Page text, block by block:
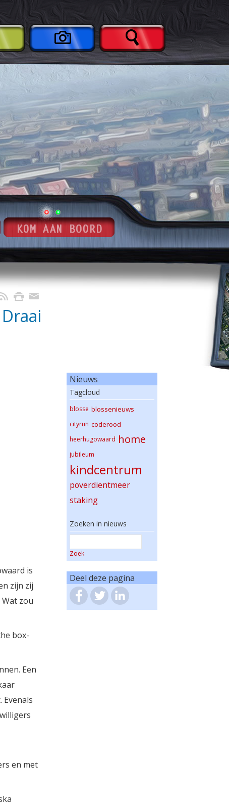
is
zijn zij
zou
box-
Een
en met
Nieuws
Tagcloud
blosse blossenieuws
cityrun coderood
heerhugowaard home
jubileum
kindcentrum
poverdientmeer
staking
Zoeken in nieuws
Zoek
Deel deze pagina